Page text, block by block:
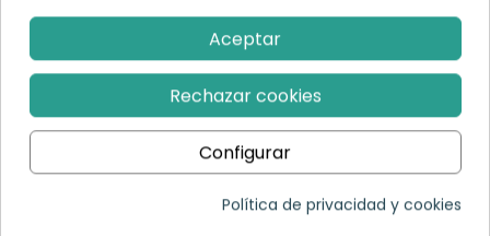
Fuera de stock Fuera de stock
Espaldera infantil
Aceptar
Rechazar cookies
Configurar
Política de privacidad y cookies